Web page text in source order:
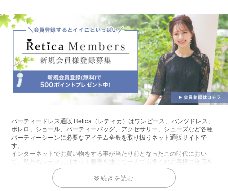
パーティードレス通販 Retica（レティカ）はワンピース、パンツドレス、
ボレロ、ショール、パーティーバッグ、アクセサリー、シューズなど各種
パーティーシーンに必要なアイテム全般を取り扱うネット通販サイトで
す。
インターネットでお買い物をする事が当たり前となったこの時代におい
て、私たちレティカはネット販売を通じて一人でも多くのお客様に当店を
ご利用いただきお買い求めいただく事で、結婚式や二次会などの各種パー
ティーへ心地よく参加が出来、満足感を高く感じていただくお手伝いをす
る事こそが私共の使命だと思い、インターネット通販専門店としてネット